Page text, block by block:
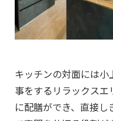
キッチンの対面には
事をするリラックス
に配膳ができ、直接し